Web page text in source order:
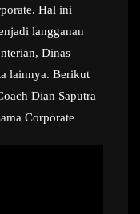
Hal ini
langganan
Dinas
lainnya. Berikut
Dian Saputra
Corporate